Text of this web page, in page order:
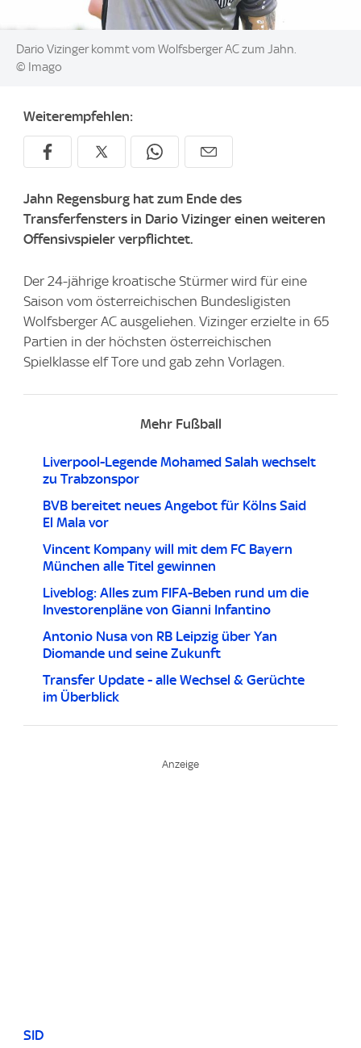
Image:
Dario Vizinger kommt vom Wolfsberger AC zum Jahn.
© Imago
Weiterempfehlen:
Jahn Regensburg hat zum Ende des
Transferfensters in Dario Vizinger einen weiteren
Offensivspieler verpflichtet.
Der 24-jährige kroatische Stürmer wird für eine
Saison vom österreichischen Bundesligisten
Wolfsberger AC ausgeliehen. Vizinger erzielte in 65
Partien in der höchsten österreichischen
Spielklasse elf Tore und gab zehn Vorlagen.
Mehr Fußball
Liverpool-Legende Mohamed Salah wechselt
zu Trabzonspor
BVB bereitet neues Angebot für Kölns Said
El Mala vor
Vincent Kompany will mit dem FC Bayern
München alle Titel gewinnen
Liveblog: Alles zum FIFA-Beben rund um die
Investorenpläne von Gianni Infantino
Antonio Nusa von RB Leipzig über Yan
Diomande und seine Zukunft
Transfer Update - alle Wechsel & Gerüchte
im Überblick
SID